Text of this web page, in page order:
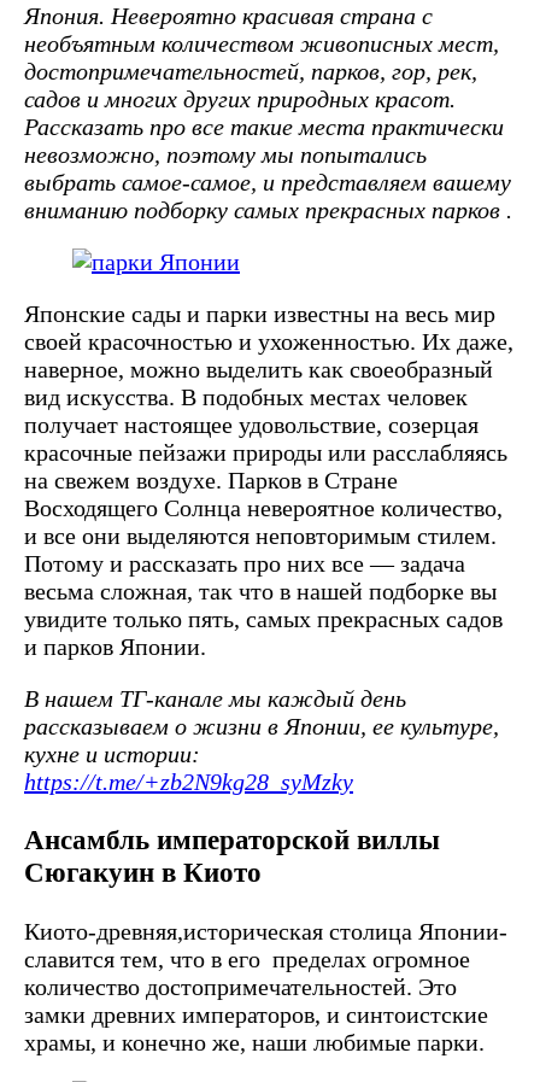
Япония. Невероятно красивая страна с
необъятным количеством живописных мест,
достопримечательностей, парков, гор, рек,
садов и многих других природных красот.
Рассказать про все такие места практически
невозможно, поэтому мы попытались
выбрать самое-самое, и представляем вашему
вниманию подборку самых прекрасных парков .
Японские сады и парки известны на весь мир
своей красочностью и ухоженностью. Их даже,
наверное, можно выделить как своеобразный
вид искусства. В подобных местах человек
получает настоящее удовольствие, созерцая
красочные пейзажи природы или расслабляясь
на свежем воздухе. Парков в Стране
Восходящего Солнца невероятное количество,
и все они выделяются неповторимым стилем.
Потому и рассказать про них все — задача
весьма сложная, так что в нашей подборке вы
увидите только пять, самых прекрасных садов
и парков Японии.
В нашем ТГ-канале мы каждый день
рассказываем о жизни в Японии, ее культуре,
кухне и истории:
https://t.me/+zb2N9kg28_syMzky
Ансамбль императорской виллы
Сюгакуин в Киото
Киото-древняя,историческая столица Японии-
славится тем, что в его пределах огромное
количество достопримечательностей. Это
замки древних императоров, и синтоистские
храмы, и конечно же, наши любимые парки.